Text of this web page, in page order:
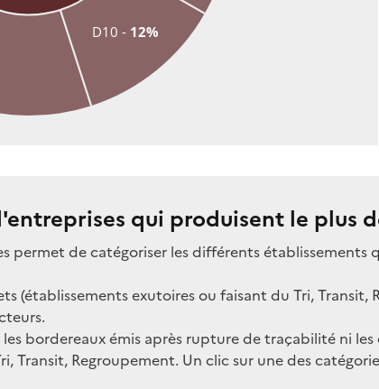
D10 - 12%
qui produisent le plus
permet de catégoriser les différents
(établissements exutoires ou faisant du Tri,
bordereaux émis après rupture de traçabilité ni
Transit, Regroupement. Un clic sur une des